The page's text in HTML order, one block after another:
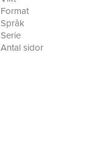
Format
Språk
Serie
Antal sidor